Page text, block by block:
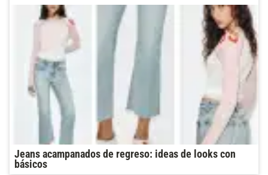
Jeans acampanados de regreso: ideas de looks con
básicos